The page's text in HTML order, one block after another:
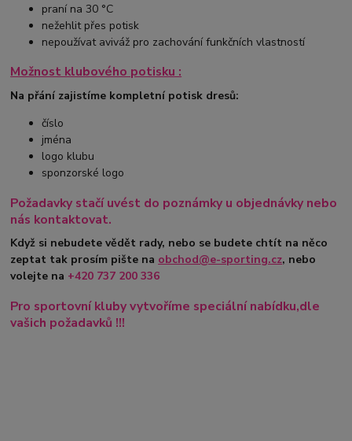
praní na 30 °C
nežehlit přes potisk
nepoužívat aviváž pro zachování funkčních vlastností
Možnost klubového potisku :
Na přání zajistíme kompletní potisk dresů:
číslo
jména
logo klubu
sponzorské logo
Požadavky stačí uvést do poznámky u objednávky nebo
nás kontaktovat.
Když si nebudete vědět rady, nebo se budete chtít na něco
zeptat tak prosím pište na obchod@e-sporting.cz, nebo
volejte na +420 737 200 336
Pro sportovní kluby vytvoříme speciální nabídku,dle
vašich požadavků !!!